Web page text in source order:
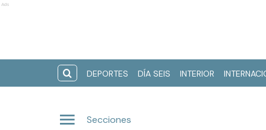
Ads
DEPORTES DÍA SEIS INTERIOR
Secciones